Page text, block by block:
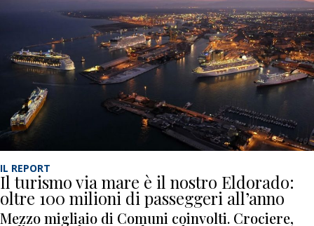
IL REPORT
Il turismo via mare è il nostro Eldorado:
oltre 100 milioni di passeggeri all’anno
Mezzo migliaio di Comuni coinvolti. Crociere,